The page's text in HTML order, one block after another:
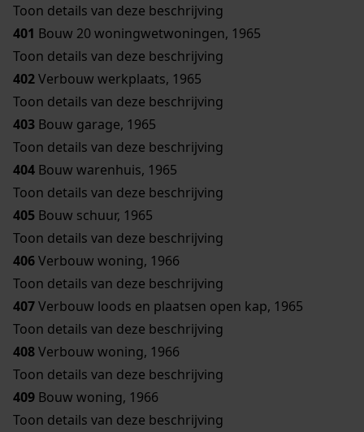
Toon details van deze beschrijving
401 Bouw 20 woningwetwoningen, 1965
Toon details van deze beschrijving
402Verbouw werkplaats, 1965
Toon details van deze beschrijving
403 Bouw garage, 1965
Toon details van deze beschrijving
404 Bouw warenhuis, 1965
Toon details van deze beschrijving
405 Bouw schuur, 1965
Toon details van deze beschrijving
406Verbouw woning, 1966
Toon details van deze beschrijving
407Verbouw loods en plaatsen open kap, 1965
Toon details van deze beschrijving
408Verbouw woning, 1966
Toon details van deze beschrijving
409 Bouw woning, 1966
Toon details van deze beschrijving